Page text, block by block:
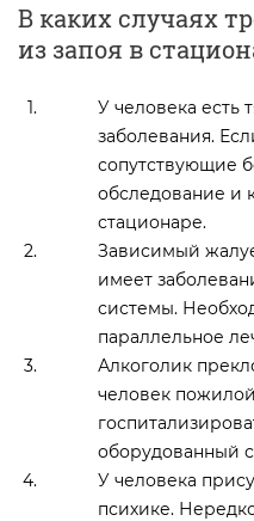
В каких случаях
из запоя в
У человека есть
заболевания.
сопутствующие
обследование и
стационаре.
Зависимый
имеет
системы.
параллельное
Алкоголик
человек
оборудованный
У человека
психике.